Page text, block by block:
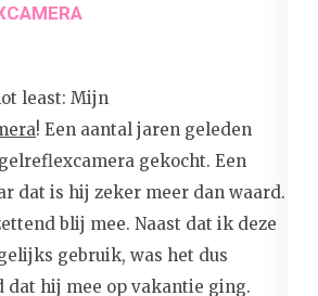
least: Mijn
! Een aantal jaren geleden
gekocht. Een
dat is hij zeker meer dan waard.
blij mee. Naast dat ik deze
gebruik, was het dus
dat hij mee op vakantie ging.